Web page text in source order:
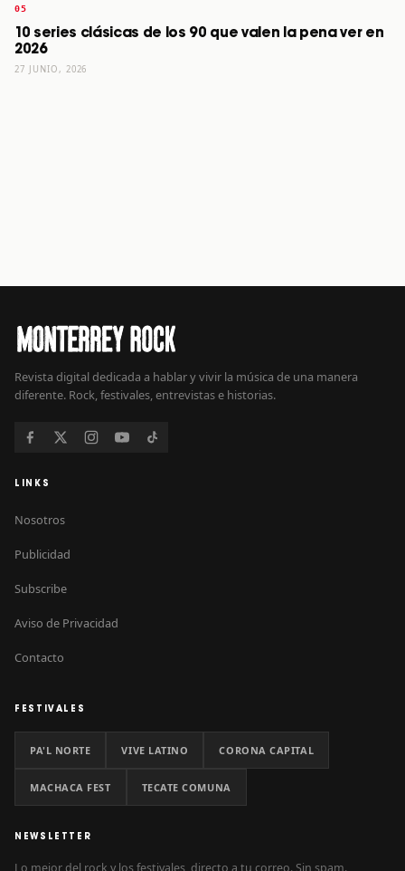
10 series clásicas de los 90 que valen la pena ver en
2026
27 JUNIO, 2026
Revista digital dedicada a hablar y vivir la música de una manera
diferente. Rock, festivales, entrevistas e historias.
LINKS
Nosotros
Publicidad
Subscribe
Aviso de Privacidad
Contacto
FESTIVALES
PA'L NORTE VIVE LATINO CORONA CAPITAL
MACHACA FEST TECATE COMUNA
NEWSLETTER
Lo mejor del rock y los festivales, directo a tu correo. Sin spam.